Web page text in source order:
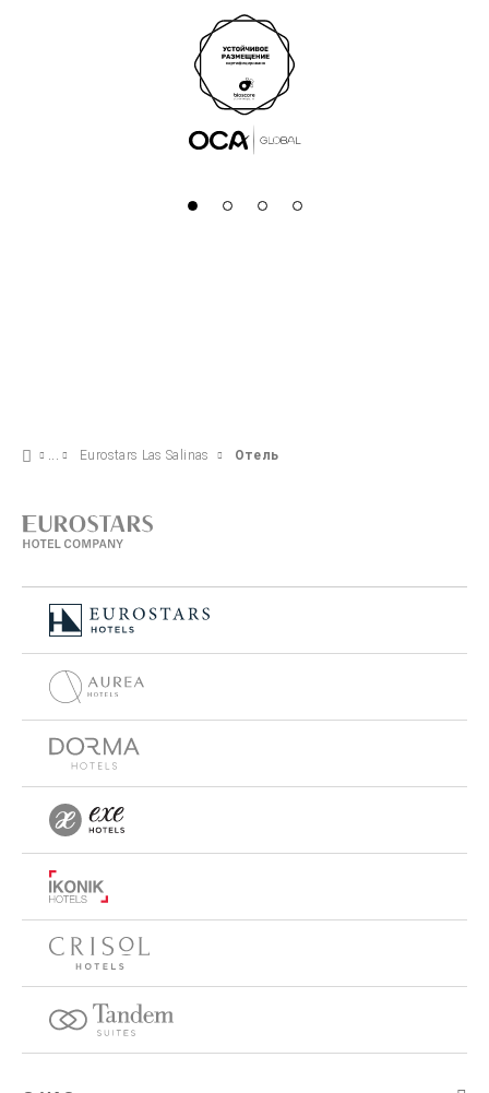
Eurostars Las Salinas Отель